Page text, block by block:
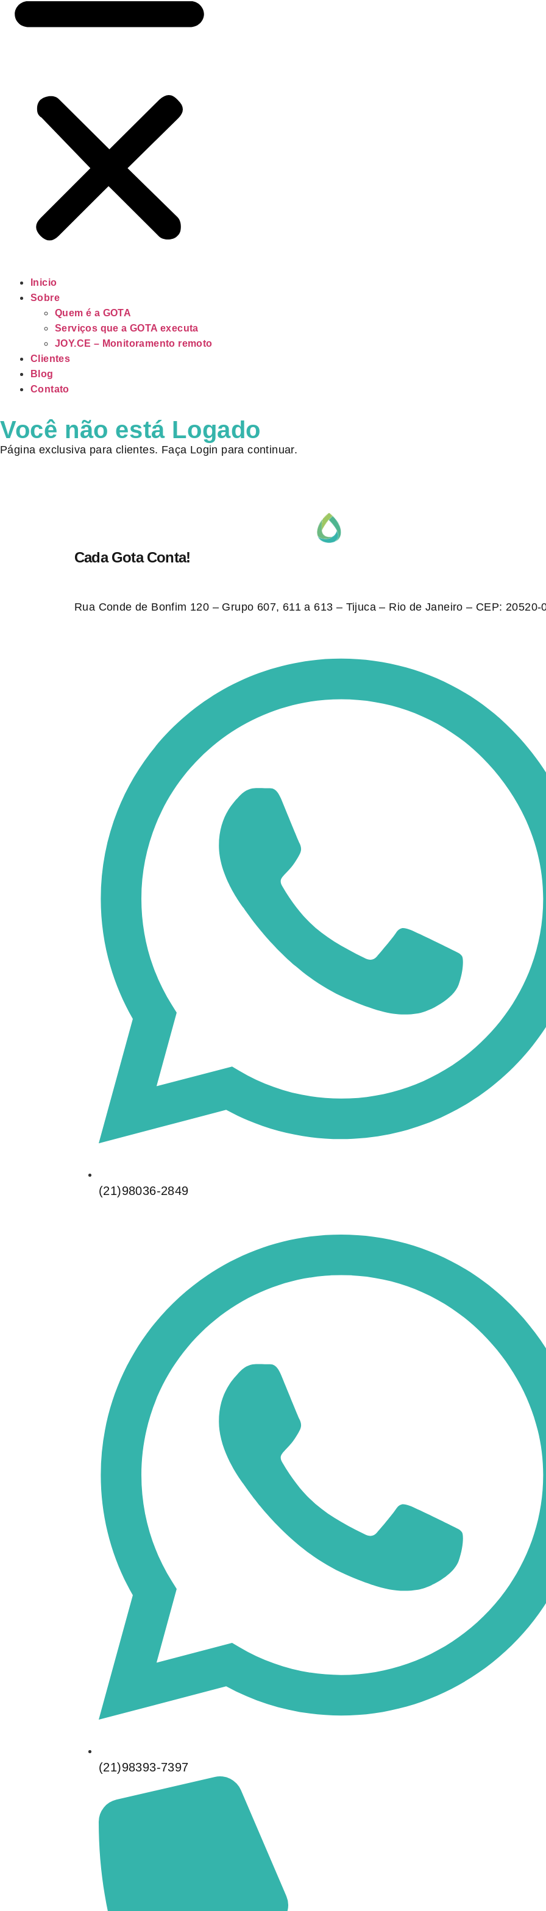
Inicio
Sobre
Quem é a GOTA
Serviços que a GOTA executa
JOY.CE – Monitoramento remoto
Clientes
Blog
Contato
Você não está Logado
Página exclusiva para clientes. Faça Login para continuar.
Cada Gota Conta!
Rua Conde de Bonfim 120 – Grupo 607, 611 a 613 – Tijuca – Rio de Janeiro – CEP: 20520-
(21)98036-2849
(21)98393-7397